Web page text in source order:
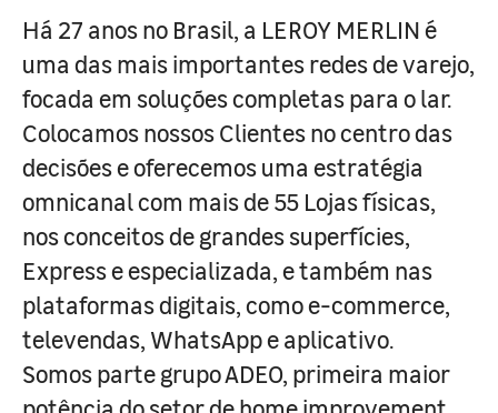
Há 27 anos no Brasil, a LEROY MERLIN é
uma das mais importantes redes de varejo,
focada em soluções completas para o lar.
Colocamos nossos Clientes no centro das
decisões e oferecemos uma estratégia
omnicanal com mais de 55 Lojas físicas,
nos conceitos de grandes superfícies,
Express e especializada, e também nas
plataformas digitais, como e-commerce,
televendas, WhatsApp e aplicativo.
Somos parte grupo ADEO, primeira maior